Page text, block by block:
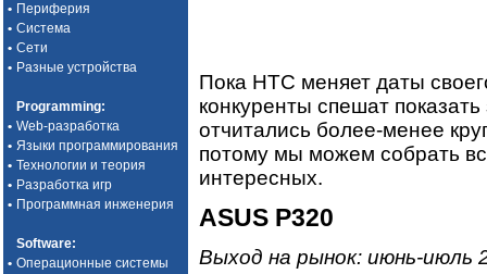
• Периферия
• Система
• Сети
• Разные устройства
Programming:
• Web-разработка
• Языки программирования
• Технологии и теория
• Разработка игр
• Программная инженерия
Software:
• Операционные системы
Пока HTC меняет даты
конкуренты спешат
отчитались более-менее
потому мы можем собрать
интересных.
ASUS P320
Выход на рынок: июнь-июль